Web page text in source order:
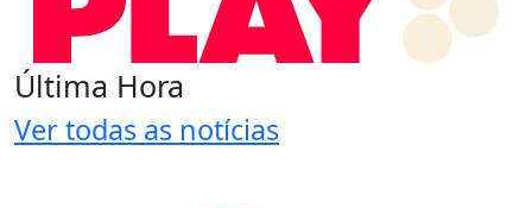
Última Hora
Ver todas as notícias